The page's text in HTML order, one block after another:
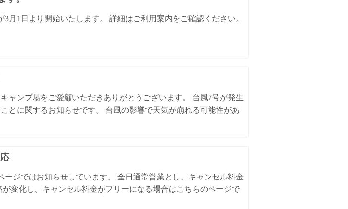
3月1日より開始いたします。 詳細はご利用案内をご確認ください。
ャンプ場をご愛顧いただきありがとうございます。 台風7号が発生
とに関するお知らせです。 台風の影響で天気が崩れる可能性があ
ージではお知らせしています。 全日通常営業とし、キャンセル料金
変化し、キャンセル料金がフリーになる場合はこちらのページで